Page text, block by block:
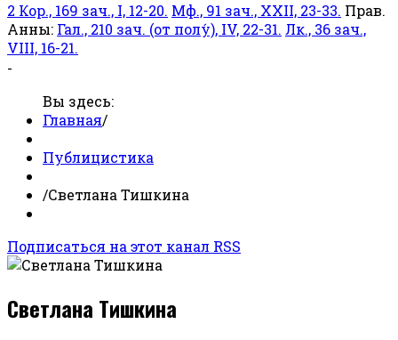
2 Кор., 169 зач., I, 12-20. Мф., 91 зач., XXII, 23-33. Прав.
Анны: Гал., 210 зач. (от полу́), IV, 22-31. Лк., 36 зач.,
VIII, 16-21.
-
Вы здесь:
Главная/
Публицистика
/Светлана Тишкина
Подписаться на этот канал RSS
Светлана Тишкина